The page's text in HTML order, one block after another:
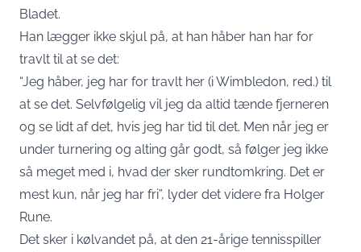
Bladet.
Han lægger ikke skjul på, at han håber han har for
travlt til at se det:
“Jeg håber, jeg har for travlt her (i Wimbledon, red.) til
at se det. Selvfølgelig vil jeg da altid tænde fjerneren
og se lidt af det, hvis jeg har tid til det. Men når jeg er
under turnering og alting går godt, så følger jeg ikke
så meget med i, hvad der sker rundtomkring. Det er
mest kun, når jeg har fri”, lyder det videre fra Holger
Rune.
Det sker i kølvandet på, at den 21-årige tennisspiller